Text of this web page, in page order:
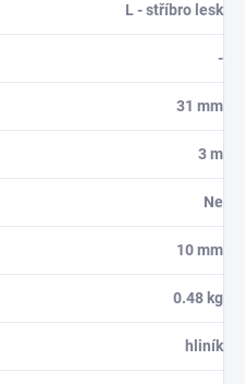
L - stříbro lesk
-
31 mm
3 m
Ne
10 mm
0.48 kg
hliník